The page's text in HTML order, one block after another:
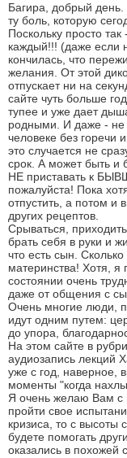
Багира, добрый
ту боль, которую
Поскольку просто
каждый!!! (даже если
кончилась, что
желания. От этой
отпускает ни на
сайте чуть больше
тупее и уже дает
родными. И даже - не
человеке без горечи
это случается не
срок. А может быть и
НЕ приставать к
пожалуйста! Пока
отпустить, а потом
других рецептов.
Срываться,
брать себя в руки и
что есть сын.
материнства! Хотя,
состоянии очень
даже от общения с
Очень многие люди,
идут одним путем:
до упора,
На этом сайте в
аудиозапись лекций
уже с год, наверное,
моменты "когда
Я очень желаю Вам с
пройти свое
кризиса, то с высоты
будете помогать
оказались в похожей